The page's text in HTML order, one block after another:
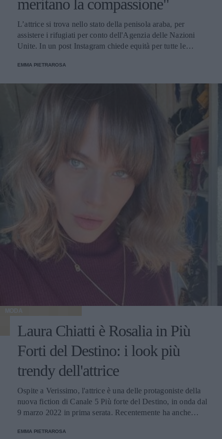
meritano la compassione"
L’attrice si trova nello stato della penisola araba, per
assistere i rifugiati per conto dell'Agenzia delle Nazioni
Unite. In un post Instagram chiede equità per tutte le
persone sono state costrette a fuggire dall'orribile guerra.
EMMA PIETRAROSA
MODA
Laura Chiatti è Rosalia in Più
Forti del Destino: i look più
trendy dell'attrice
Ospite a Verissimo, l'attrice è una delle protagoniste della
nuova fiction di Canale 5 Più forte del Destino, in onda dal
9 marzo 2022 in prima serata. Recentemente ha anche
naturale: sul suo profilo Instagram ci regala tante idee
EMMA PIETRAROSA